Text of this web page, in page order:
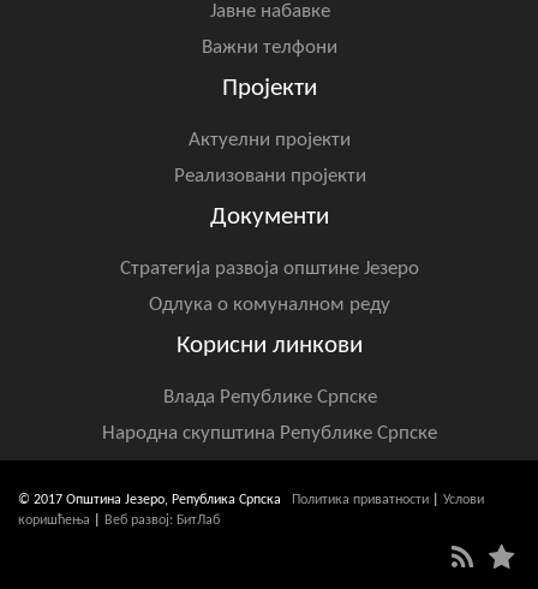
Јавне набавке
Важни телфони
Пројекти
Актуелни пројекти
Реализовани пројекти
Документи
Стратегија развоја општине Језеро
Одлука о комуналном реду
Корисни линкови
Влада Републике Српске
Народна скупштина Републике Српске
© 2017 Општина Језеро, Република Српска Политика приватности
Услови
коришћења
Веб развој: БитЛаб